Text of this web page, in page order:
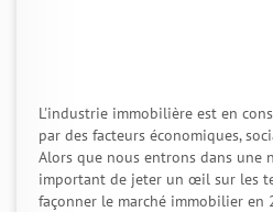
L'industrie immobilière est en
par des facteurs économiques,
Alors que nous entrons dans une
important de jeter un œil sur les
façonner le marché immobilier en